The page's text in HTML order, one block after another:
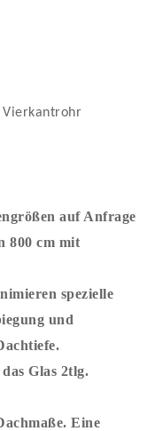
Vierkantrohr
auf Anfrage
800 cm mit
spezielle
und
Glas 2tlg.
Eine